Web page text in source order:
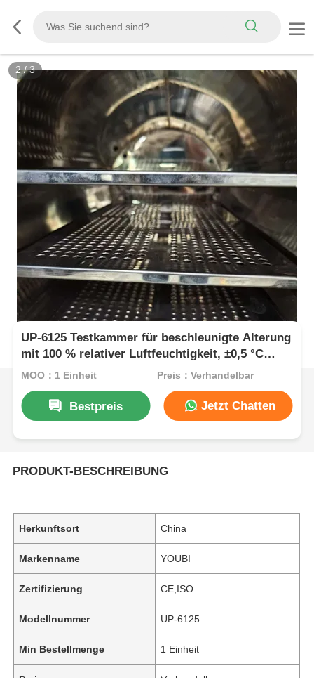
3/3
UP-6125 Testkammer für beschleunigte Alterung
mit 100 % relativer Luftfeuchtigkeit, ±0,5 °C
Temperaturgleichmäßigkeit und 105 °C bis +135
Industrietests
MOQ：1 Einheit Preis：Verhandelbar
Bestpreis Jetzt Chatten
PRODUKT-BESCHREIBUNG
Herkunftsort China
Markenname YOUBI
Zertifizierung CE,ISO
Modellnummer UP-6125
Min Bestellmenge 1 Einheit